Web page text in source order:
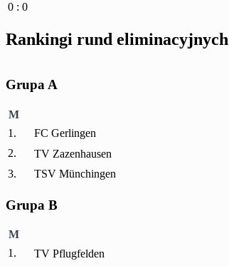
0 : 0
Rankingi rund eliminacyjnych
Grupa A
M
1.
FC Gerlingen
2.
TV Zazenhausen
3.
TSV Münchingen
Grupa B
M
1.
TV Pflugfelden